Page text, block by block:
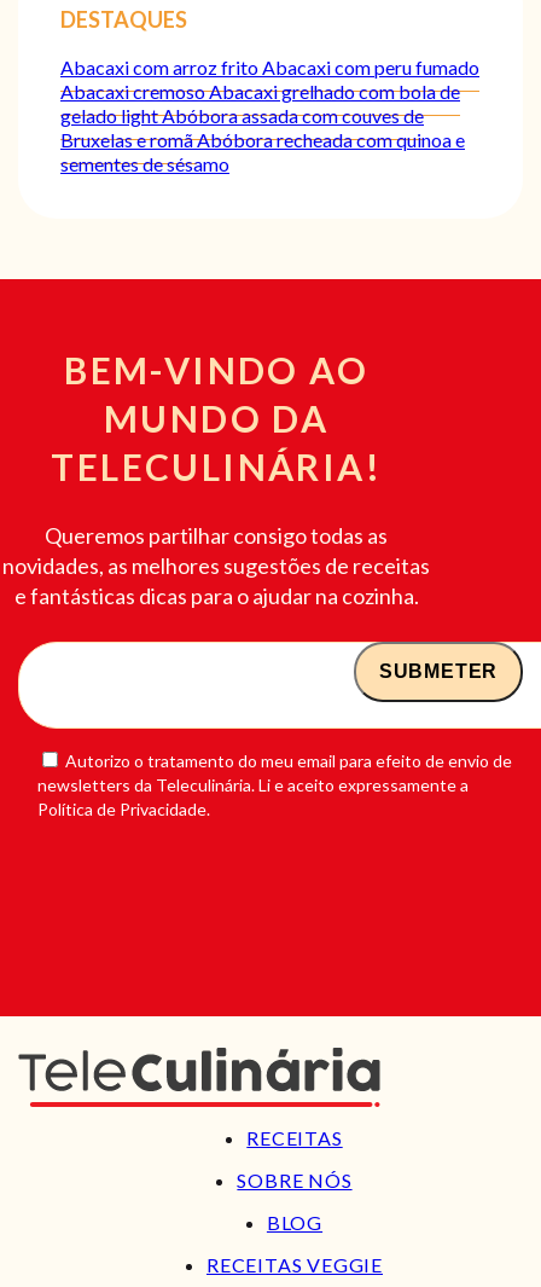
DESTAQUES
Abacaxi com arroz fritoAbacaxi com peru fumado
Abacaxi cremosoAbacaxi grelhado com bola de
gelado lightAbóbora assada com couves de
Bruxelas e romãAbóbora recheada com quinoa e
sementes de sésamo
BEM-VINDO AO
MUNDO DA
TELECULINÁRIA!
Queremos partilhar consigo todas as
novidades, as melhores sugestões de receitas
e fantásticas dicas para o ajudar na cozinha.
Autorizo o tratamento do meu email para efeito de envio de
newsletters da Teleculinária. Li e aceito expressamente a
Política de Privacidade.
RECEITAS
SOBRE NÓS
BLOG
RECEITAS VEGGIE